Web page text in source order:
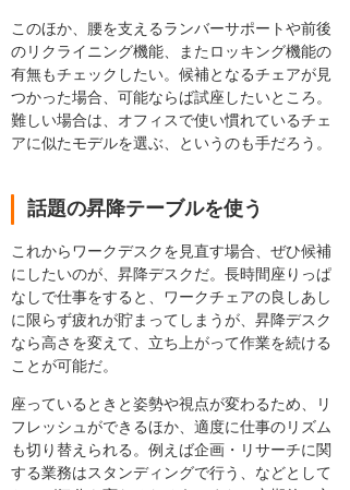
このほか、腰を支えるランバーサポートや前後
のリクライニング機能、またロッキング機能の
有無もチェックしたい。候補となるチェアが見
つかった場合、可能ならば試座したいところ。
難しい場合は、オフィスで使い慣れているチェ
アに似たモデルを選ぶ、というのも手だろう。
話題の昇降テーブルを使う
これからワークデスクを見直す場合、ぜひ候補
にしたいのが、昇降デスクだ。長時間座りっぱ
なしで仕事をすると、ワークチェアの良しあし
に限らず疲れが貯まってしまうが、昇降デスク
なら高さを変えて、立ち上がって作業を続ける
ことが可能だ。
座っているときと姿勢や視点が変わるため、リ
フレッシュができるほか、適度に仕事のリズム
も切り替えられる。例えば企画・リサーチに関
する業務はスタンディングで行う、などとして